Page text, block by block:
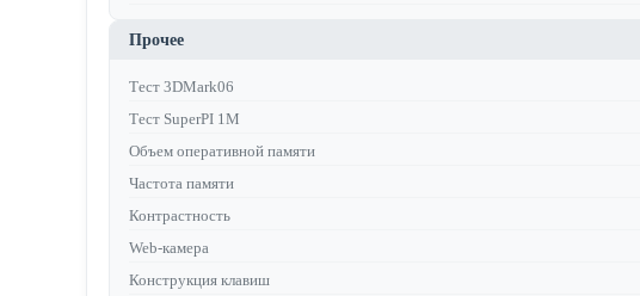
Прочее
Тест 3DMark06
Тест SuperPI 1M
Объем оперативной памяти
Частота памяти
Контрастность
Web-камера
Конструкция клавиш